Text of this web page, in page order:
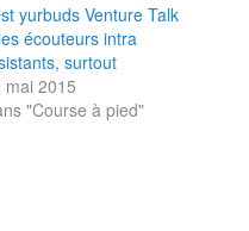
yurbuds Venture Talk
écouteurs intra
surtout
mai 2015
"Course à pied"